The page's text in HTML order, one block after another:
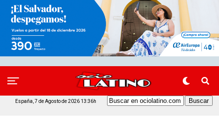
España, 7 de Agosto de 2026 13:36h